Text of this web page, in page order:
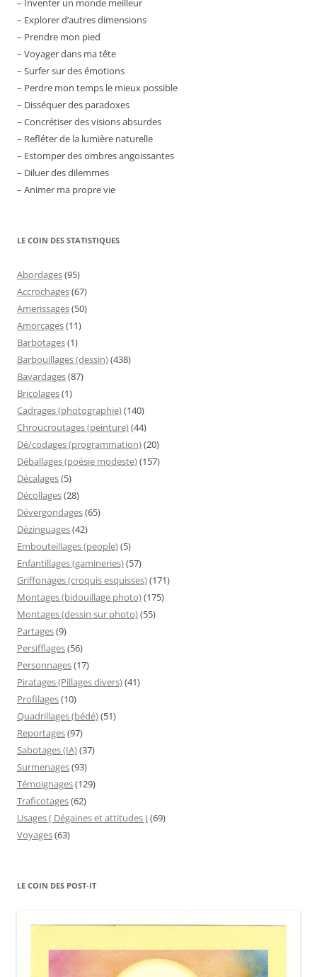
– Inventer un monde meilleur
– Explorer d’autres dimensions
– Prendre mon pied
– Voyager dans ma tête
– Surfer sur des émotions
– Perdre mon temps le mieux possible
– Disséquer des paradoxes
– Concrétiser des visions absurdes
– Refléter de la lumière naturelle
– Estomper des ombres angoissantes
– Diluer des dilemmes
– Animer ma propre vie
LE COIN DES STATISTIQUES
Abordages(95)
Accrochages(67)
Amerissages(50)
Amorçages(11)
Barbotages(1)
Barbouillages (dessin)(438)
Bavardages(87)
Bricolages(1)
Cadrages (photographie)(140)
Chroucroutages (peinture)(44)
Dé/codages (programmation)(20)
Déballages (poésie modeste)(157)
Décalages(5)
Décollages(28)
Dévergondages(65)
Dézinguages(42)
Embouteillages (people)(5)
Enfantillages (gamineries)(57)
Griffonages (croquis esquisses)(171)
Montages (bidouillage photo)(175)
Montages (dessin sur photo)(55)
Partages(9)
Persifflages(56)
Personnages(17)
Piratages (Pillages divers)(41)
Profilages(10)
Quadrillages (bédé)(51)
Reportages(97)
Sabotages (IA)(37)
Surmenages(93)
Témoignages(129)
Traficotages(62)
Usages ( Dégaines et attitudes )(69)
Voyages(63)
LE COIN DES POST-IT